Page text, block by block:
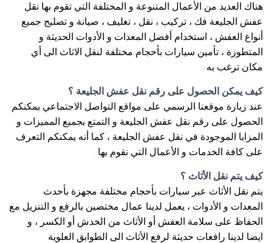
هناك العديد من الأعمال المتنوعة و المختلفة التي تقوم بها نقل
عفش الجليعة فك ، تركيب ، نقل ، تغليف ، صيانة و تصليح جميع
أنواع العفش ، استخدام أفضل المعدات و الأدوات الحديثة و
المتطورة ، تأمين سيارات بأحجام مختلفة لنقل الاثاث الى أي
مكان ترغب به .
كيف يمكن الحصول على رقم نقل عفش الجليعة ؟
عند زيارة موقعنا الرسمي على مواقع التواصل الاجتماعي يمكنكم
الحصول على رقم نقل عفش الجليعة و التمتع بجميع المميزات و
المزايا الموجودة في نقل عفش الجليعة ، كما أنه يمكنكم التعرف
على كافة الخدمات و الأعمال التي نقوم بها .
كيف يتم نقل الأثاث ؟
يتم نقل الأثاث عبر سيارات بأحجام مختلفة مجهزة بأحدث
المعدات و الأدوات ، يعمل لدينا عمال مختصين بالرفع و التنزيل مع
الحفاظ على سلامة العفش أو الأثاث من الخدش أو الكسر ، و
ايضا لدينا رافعات حديثة لرفع الأثاث الى الطوابق العلوية